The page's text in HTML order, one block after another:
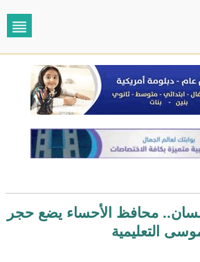
محافظ الأحساء يضع حجر
التعليمية